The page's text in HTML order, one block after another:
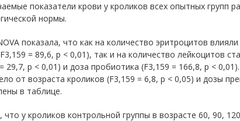
показатели крови у кроликов всех опытных групп
нормы.
показала, что как на количество эритроцитов
F3,159 = 89,6, p < 0,01), так и на количество лейкоцитов
29,7, p < 0,01) и доза пробиотика (F3,159 = 166,8, p <
от возраста кроликов (F3,159 = 6,8, p < 0,05) и дозы
в таблице.
у кроликов контрольной группы в возрасте 60, 90,